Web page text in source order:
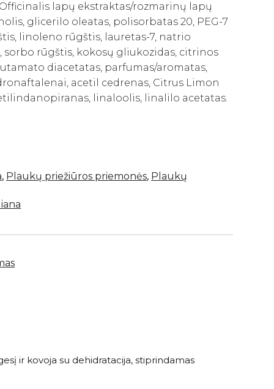
lapų ekstraktas/rozmarinų lapų
glicerilo oleatas, polisorbatas 20, PEG-7
linoleno rūgštis, lauretas-7, natrio
sorbo rūgštis, kokosų gliukozidas, citrinos
diacetatas, parfumas/aromatas,
acetil cedrenas, Citrus Limon
linaloolis, linalilo acetatas.
, Plaukų priežiūros priemonės, Plaukų
ir kovoja su dehidratacija, stiprindamas